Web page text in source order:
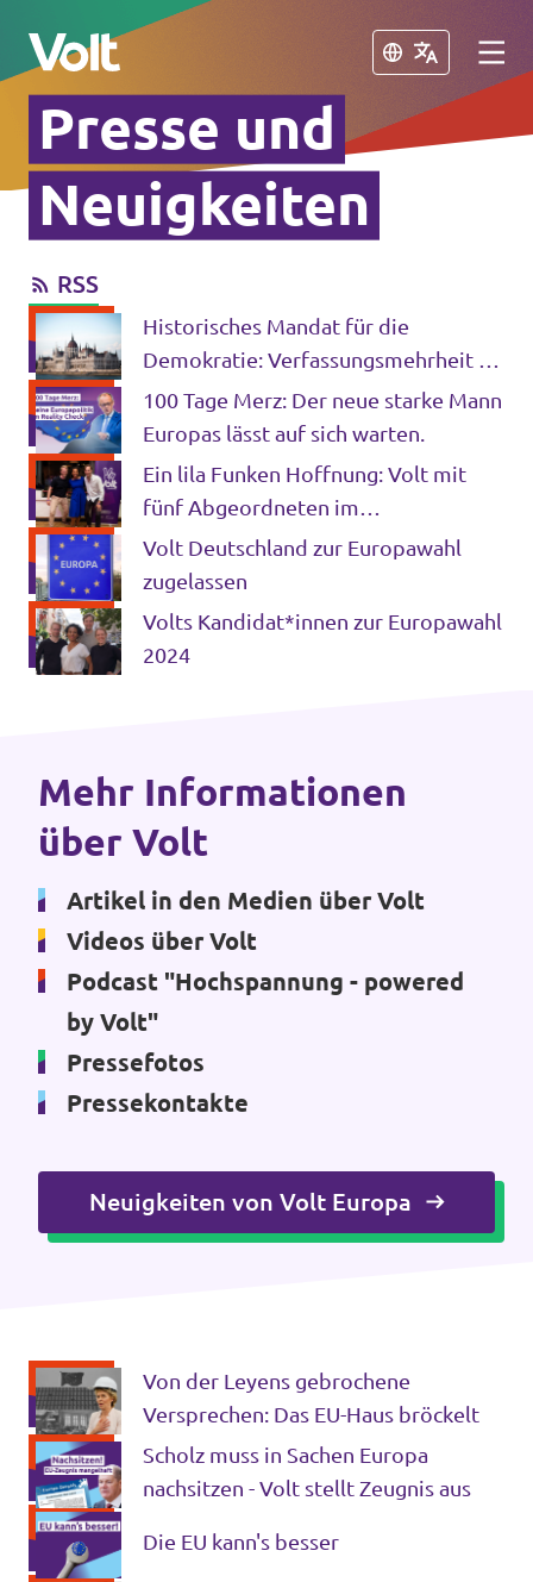
Schließen
Volt in Deutschland
Volt in deinem Bundesland
Volt Deutschland Merchandise Shop
Schließen
Programm
Über Volt
Menschen
Neuigkeiten
Unsere Events
Mache bei uns mit!
Pressemitteilungen
Hochspannung - powered by Volt - Podcast
Leichte Sprache
Jobs bei Volt
Datenschutz
Impressum
Presse und
Neuigkeiten
RSS
Historisches Mandat für die
Demokratie: Verfassungsmehrheit in
Ungarn ebnet Weg für tiefgreifende
EU-Reformen
100 Tage Merz: Der neue starke Mann
Europas lässt auf sich warten.
Ein lila Funken Hoffnung: Volt mit
fünf Abgeordneten im
Europaparlament
Volt Deutschland zur Europawahl
zugelassen
Volts Kandidat*innen zur Europawahl
2024
Von der Leyens gebrochene
Versprechen: Das EU-Haus bröckelt
Scholz muss in Sachen Europa
nachsitzen - Volt stellt Zeugnis aus
Die EU kann's besser
Mehr Informationen
über Volt
Artikel in den Medien über Volt
Videos über Volt
Podcast "Hochspannung - powered
by Volt"
Pressefotos
Pressekontakte
Neuigkeiten von Volt Europa